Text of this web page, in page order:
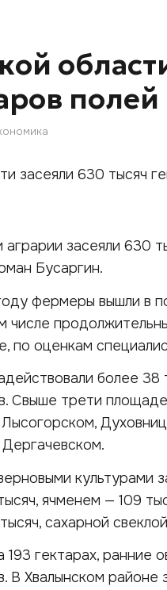
полей
засеяли 630
Бусаргин.
фермеры вышли в
числе
по оценкам
более 38
Свыше трети
культурами
ячменем — 109
сахарной
гектарах, ранние
В Хвалынском